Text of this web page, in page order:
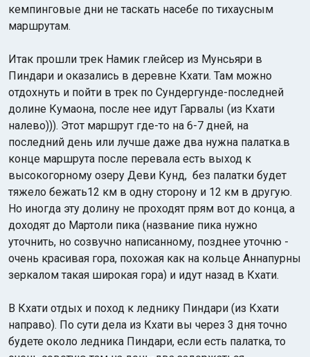
кемпинговые дни не таскать насебе по тихаусным
маршрутам.
Итак прошли трек Намик глейсер из Мунсьяри в
Пиндари и оказались в деревне Кхати. Там можно
отдохнуть и пойти в трек по Сундергунде-последней
долине Кумаона, после нее идут Гарвалы (из Кхати
налево))). Этот маршрут где-то на 6-7 дней, на
последний день или лучше даже два нужна палатка.в
конце маршрута после перевала есть выход к
высокогорному озеру Деви Кунд, без палатки будет
тяжело бежать12 км в одну сторону и 12 км в другую.
Но иногда эту долину не проходят прям вот до конца, а
доходят до Мартоли пика (название пика нужно
уточнить, но созвучно написанному, позднее уточню -
очень красивая гора, похожая как на кольце Аннапурны
зеркалом такая широкая гора) и идут назад в Кхати.
В Кхати отдых и поход к леднику Пиндари (из Кхати
направо). По сути дела из Кхати вы через 3 дня точно
будете около ледника Пиндари, если есть палатка, то